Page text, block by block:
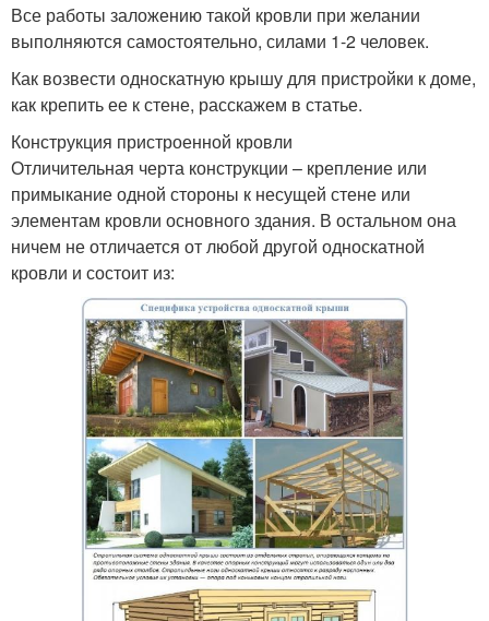
Все работы заложению такой кровли при желании
выполняются самостоятельно, силами 1-2 человек.
Как возвести односкатную крышу для пристройки к доме,
как крепить ее к стене, расскажем в статье.
Конструкция пристроенной кровли
Отличительная черта конструкции – крепление или
примыкание одной стороны к несущей стене или
элементам кровли основного здания. В остальном она
ничем не отличается от любой другой односкатной
кровли и состоит из: